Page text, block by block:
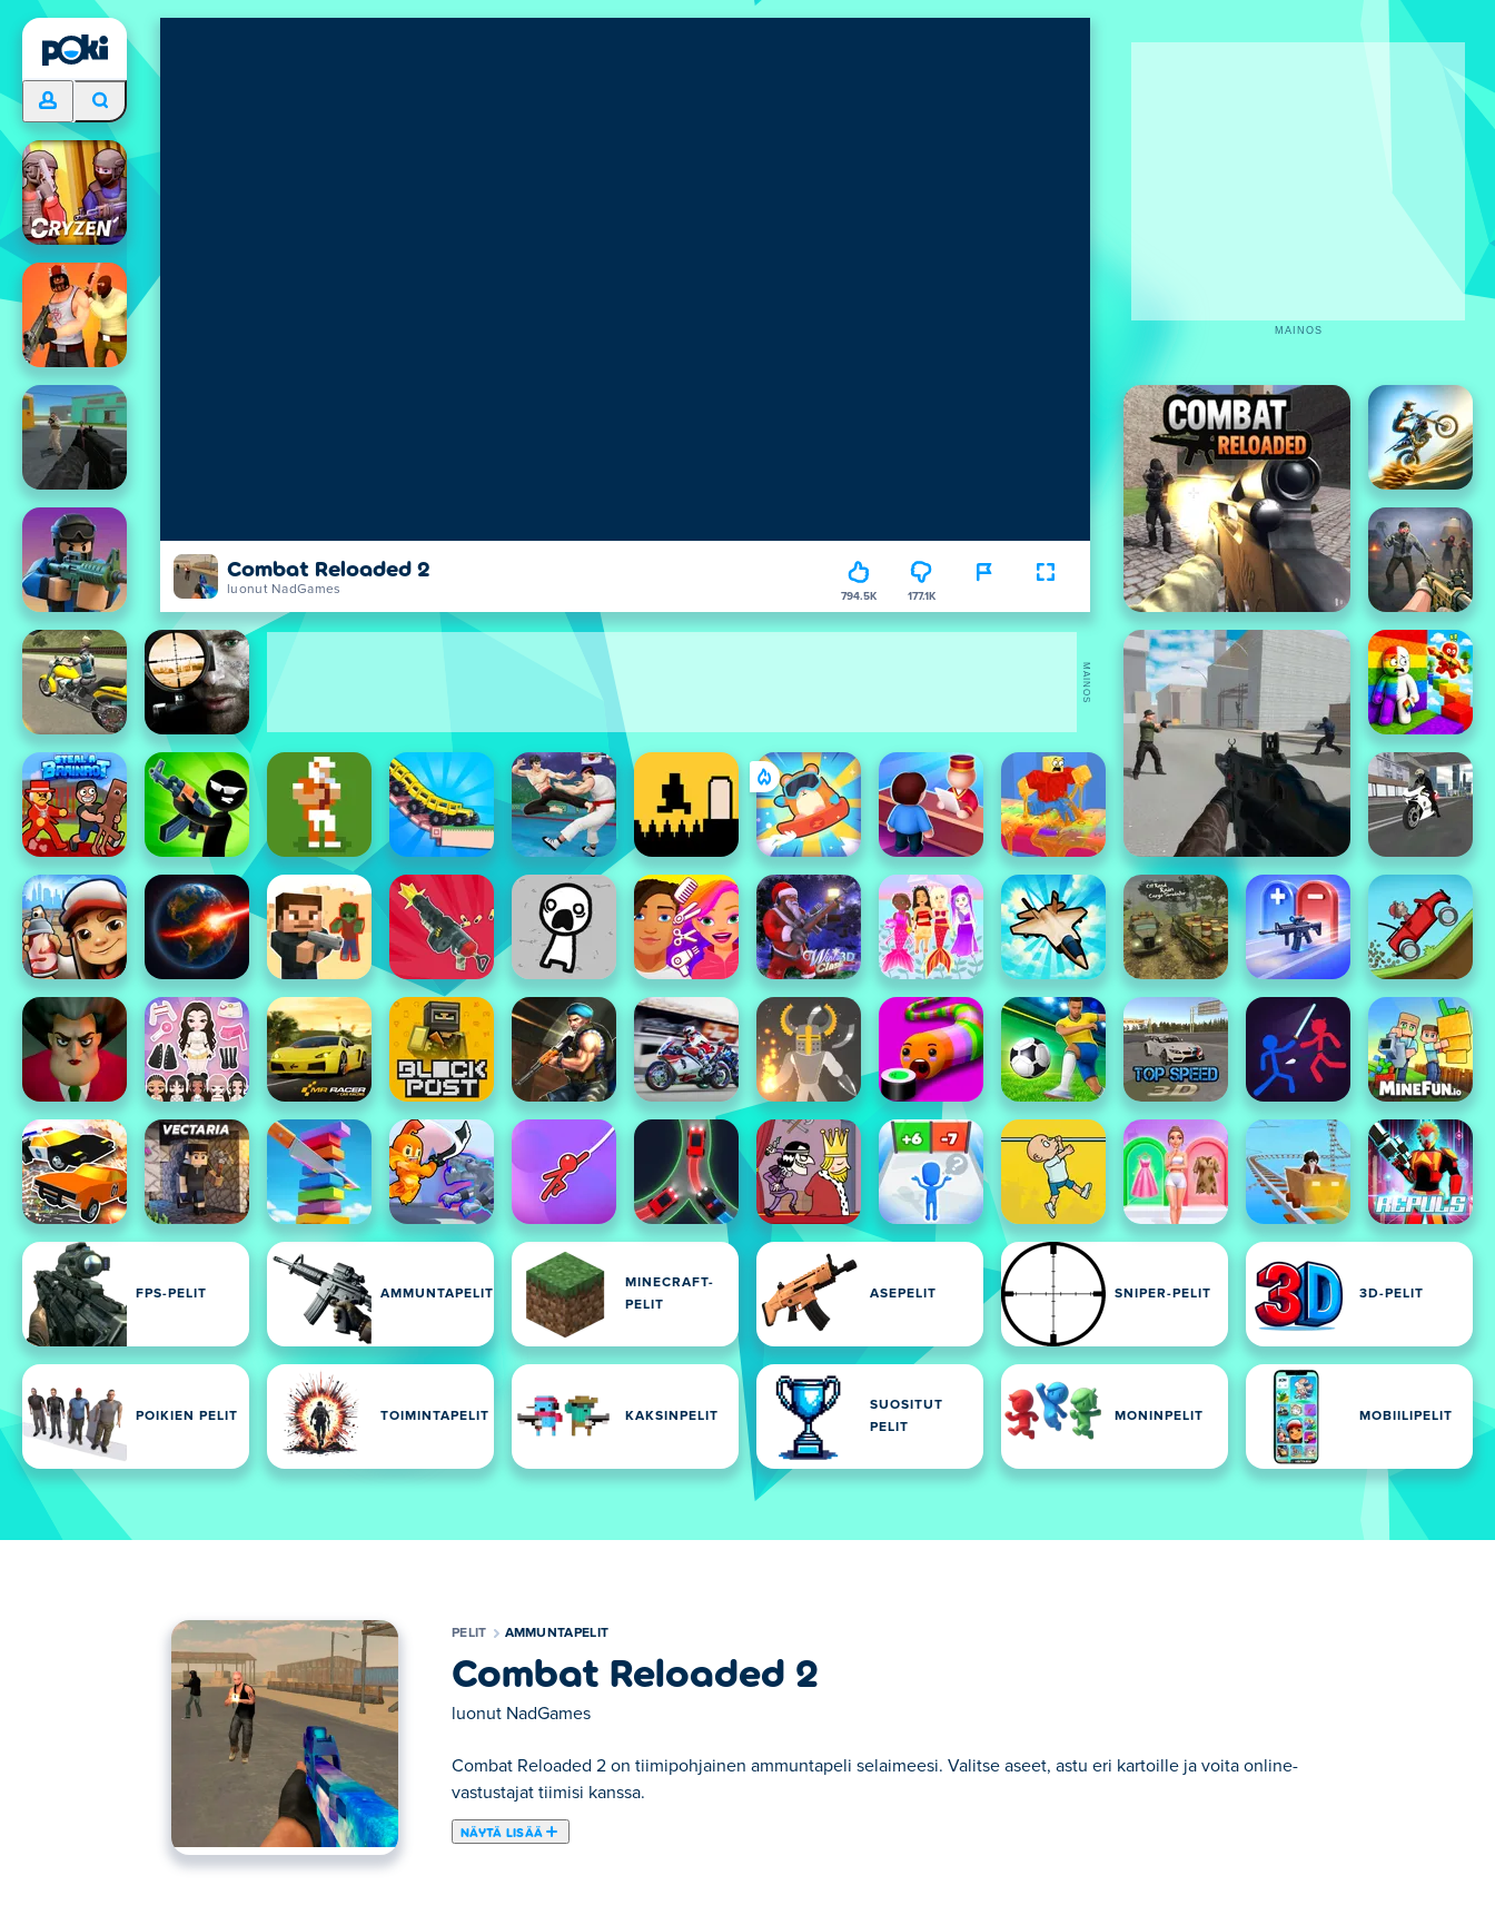
Combat Reloaded 2
luonut NadGames 794.5K 177.1K
FPS-PELIT AMMUNTAPELIT
MINECRAFT-
PELIT
ASEPELIT SNIPER-PELIT 3D-PELIT
POIKIEN PELIT TOIMINTAPELIT KAKSINPELIT
SUOSITUT
PELIT
MONINPELIT MOBIILIPELIT
MAINOS
MAINOS
PELIT AMMUNTAPELIT
Combat Reloaded 2
luonut NadGames
Combat Reloaded 2 on tiimipohjainen ammuntapeli selaimeesi. Valitse aseet, astu eri kartoille ja voita online-
vastustajat tiimisi kanssa.
NÄYTÄ LISÄÄ
Tässä voit pelata peliä Combat Reloaded 2. Combat Reloaded 2 on yksi valitsemistamme Ammuntapelit -kategorian peleistä.